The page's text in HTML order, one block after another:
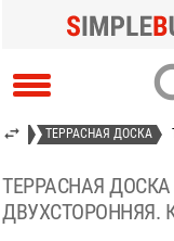
ТЕРРАСНАЯ ДОСКА
ТЕРРАСНАЯ ДОСКА
ДВУХСТОРОННЯЯ.